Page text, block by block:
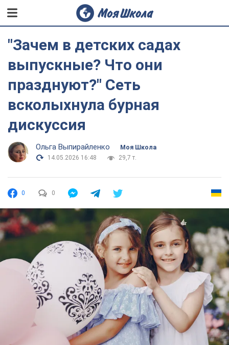
"Зачем в детских садах
выпускные? Что они
празднуют?" Сеть
всколыхнула бурная
дискуссия
Ольга Выпирайленко
Моя Школа
14.05.2026 16:48
29,7 т.
0 0